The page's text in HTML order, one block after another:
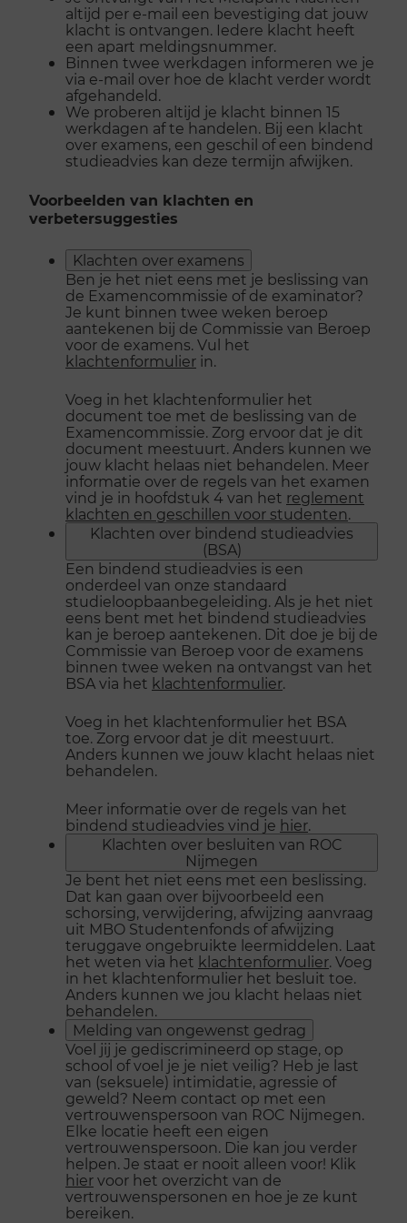
altijd per e-mail een bevestiging dat jouw
klacht is ontvangen. Iedere klacht heeft
een apart meldingsnummer.
Binnen twee werkdagen informeren we je
via e-mail over hoe de klacht verder wordt
afgehandeld.
We proberen altijd je klacht binnen 15
werkdagen af te handelen. Bij een klacht
over examens, een geschil of een bindend
studieadvies kan deze termijn afwijken.
Voorbeelden van klachten en
verbetersuggesties
Klachten over examens
Ben je het niet eens met je beslissing van
de Examencommissie of de examinator?
Je kunt binnen twee weken beroep
aantekenen bij de Commissie van Beroep
voor de examens. Vul het
klachtenformulier in.
Voeg in het klachtenformulier het
document toe met de beslissing van de
Examencommissie. Zorg ervoor dat je dit
document meestuurt. Anders kunnen we
jouw klacht helaas niet behandelen. Meer
informatie over de regels van het examen
vind je in hoofdstuk 4 van het reglement
klachten en geschillen voor studenten.
Klachten over bindend studieadvies
(BSA)
Een bindend studieadvies is een
onderdeel van onze standaard
studieloopbaanbegeleiding. Als je het niet
eens bent met het bindend studieadvies
kan je beroep aantekenen. Dit doe je bij de
Commissie van Beroep voor de examens
binnen twee weken na ontvangst van het
BSA via het klachtenformulier.
Voeg in het klachtenformulier het BSA
toe. Zorg ervoor dat je dit meestuurt.
Anders kunnen we jouw klacht helaas niet
behandelen.
Meer informatie over de regels van het
bindend studieadvies vind je hier.
Klachten over besluiten van ROC
Nijmegen
Je bent het niet eens met een beslissing.
Dat kan gaan over bijvoorbeeld een
schorsing, verwijdering, afwijzing aanvraag
uit MBO Studentenfonds of afwijzing
teruggave ongebruikte leermiddelen. Laat
het weten via het klachtenformulier. Voeg
in het klachtenformulier het besluit toe.
Anders kunnen we jou klacht helaas niet
behandelen.
Melding van ongewenst gedrag
Voel jij je gediscrimineerd op stage, op
school of voel je je niet veilig? Heb je last
van (seksuele) intimidatie, agressie of
geweld? Neem contact op met een
vertrouwenspersoon van ROC Nijmegen.
Elke locatie heeft een eigen
vertrouwenspersoon. Die kan jou verder
helpen. Je staat er nooit alleen voor! Klik
hiervoor het overzicht van de
vertrouwenspersonen en hoe je ze kunt
bereiken.